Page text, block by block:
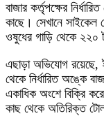
বাজার কর্তৃপক্ষের
কাছে। সেখানে সাইকেল
ওষুধের গাড়ি থেকে ২২০
এছাড়া অভিযোগ রয়েছে,
থেকে নির্ধারিত অঙ্কে
একাধিক অংশে বিক্রি
কাছ থেকে অতিরিক্ত